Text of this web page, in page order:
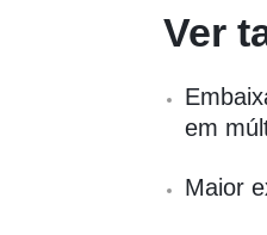
Ver
em
Maior